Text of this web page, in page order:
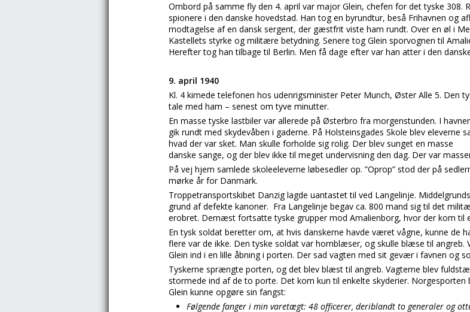
Ombord på samme fly den 4. april var major Glein, chefen for det tyske 308.
spionere i den danske hovedstad. Han tog en byrundtur, beså Frihavnen og
modtagelse af en dansk sergent, der gæstfrit viste ham rundt. Over en øl i
Kastellets styrke og militære betydning. Senere tog Glein sporvognen til
Herefter tog han tilbage til Berlin. Men få dage efter var han atter i den
9. april 1940
Kl. 4 kimede telefonen hos udenrigsminister Peter Munch, Øster Alle 5. Den
tale med ham – senest om tyve minutter.
En masse tyske lastbiler var allerede på Østerbro fra morgenstunden. I
gik rundt med skydevåben i gaderne. På Holsteinsgades Skole blev eleverne
hvad der var sket. Man skulle forholde sig rolig. Der blev sunget en masse
danske sange, og der blev ikke til meget undervisning den dag. Der var
På vej hjem samlede skoleeleverne løbesedler op. ”Oprop” stod der på
mørke år for Danmark.
Troppetransportskibet Danzig lagde uantastet til ved Langelinje.
grund af defekte kanoner. Fra Langelinje begav ca. 800 mand sig til det
erobret. Dernæst fortsatte tyske grupper mod Amalienborg, hvor der kom til
En tysk soldat beretter om, at hvis danskerne havde været vågne, kunne de
flere var de ikke. Den tyske soldat var hornblæser, og skulle blæse til angreb.
Glein ind i en lille åbning i porten. Der sad vagten med sit gevær i favnen og
Tyskerne sprængte porten, og det blev blæst til angreb. Vagterne blev
stormede ind af de to porte. Det kom kun til enkelte skyderier.
Glein kunne opgøre sin fangst:
Følgende fanger i min varetægt: 48 officerer, deriblandt to generaler og